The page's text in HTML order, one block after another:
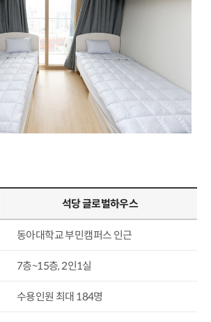
석당 글로벌하우스
동아대학교 부민캠퍼스 인근
7층~15층, 2인1실
수용인원 최대 184명